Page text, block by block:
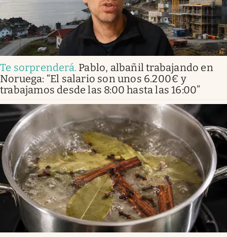
Te sorprenderá. Pablo, albañil trabajando en
Noruega: “El salario son unos 6.200€ y
trabajamos desde las 8:00 hasta las 16:00”